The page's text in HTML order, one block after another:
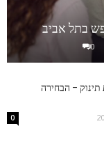
בתל אביב
0
תינוק – הבחירה
0